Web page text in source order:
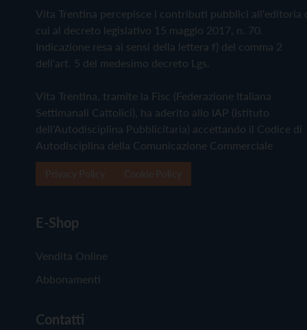
Vita Trentina percepisce i contributi pubblici all'editoria
cui al decreto legislativo 15 maggio 2017, n. 70.
Indicazione resa ai sensi della lettera f) del comma 2
dell'art. 5 del medesimo decreto Lgs.
Vita Trentina, tramite la Fisc (Federazione Italiana
Settimanali Cattolici), ha aderito allo IAP (Istituto
dell'Autodisciplina Pubblicitaria) accettando il Codice di
Autodisciplina della Comunicazione Commerciale
E-Shop
Vendita Online
Abbonamenti
Contatti